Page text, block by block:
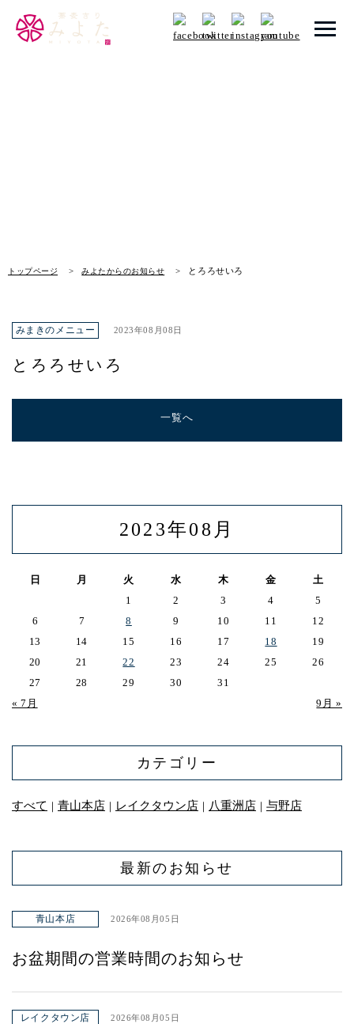
トップページ みよたからのお知らせ とろろせいろ
メニュー 一覧
与野店
青山本店
レイクタウン店
ヤエチカ店
与野店
レイクタウン店
ヤエチカ店
みまきのメニュー 2023年08月08日
とろろせいろ
一覧へ
2023年08月
日 月 火 水 木 金 土
« 7月 9月 »
1 2 3 4
5
6
7 8 9 10 11
12
13
14 15 16 17 18
19
20
21 22 23 24 25
26
27
28 29 30 31
カテゴリー
すべて ｜ 青山本店 ｜ レイクタウン店 ｜ 八重洲店 ｜ 与野店
最新のお知らせ
青山本店 2026年08月05日
お盆期間の営業時間のお知らせ
レイクタウン店 2026年08月05日